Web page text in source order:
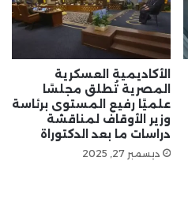
الأكاديمية العسكرية
المصرية تُطلق مجلسًا
علميًا رفيع المستوى برئاسة
وزير الأوقاف لمناقشة
دراسات ما بعد الدكتوراة
ديسمبر 27, 2025